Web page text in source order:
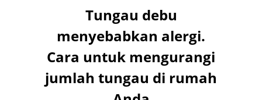
Tungau debu
menyebabkan alergi.
Cara untuk mengurangi
jumlah tungau di rumah